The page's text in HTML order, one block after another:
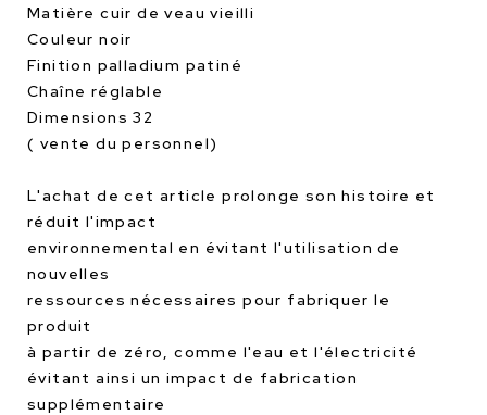
Matière cuir de veau vieilli
Couleur noir
Finition palladium patiné
Chaîne réglable
Dimensions 32
( vente du personnel)
L'achat de cet article prolonge son histoire et
réduit l'impact
environnemental en évitant l'utilisation de
nouvelles
ressources nécessaires pour fabriquer le
produit
à partir de zéro, comme l'eau et l'électricité
évitant ainsi un impact de fabrication
supplémentaire